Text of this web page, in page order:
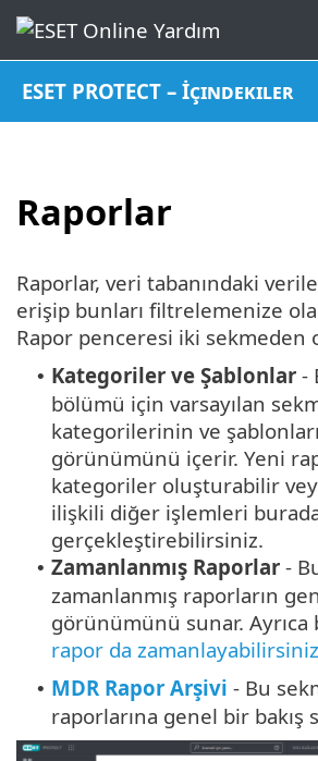
ESET PROTECT – İçindekiler
Raporlar
Raporlar, veri tabanındaki
erişip bunları filtrelemenize
Rapor penceresi iki sekmeden
• Kategoriler ve Şablonlar -
bölümü için varsayılan
kategorilerinin ve
görünümünü içerir. Yeni
kategoriler oluşturabilir
ilişkili diğer işlemleri
gerçekleştirebilirsiniz.
• Zamanlanmış Raporlar -
zamanlanmış raporların
görünümünü sunar. Ayrıca
rapor da zamanlayabilirsiniz
• MDR Rapor Arşivi - Bu
raporlarına genel bir bakış